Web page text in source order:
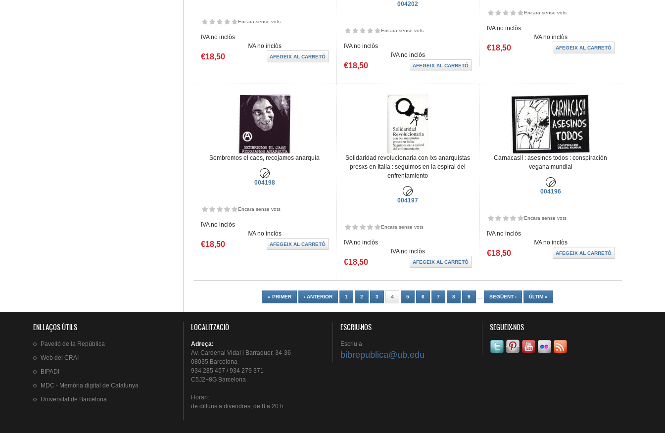
Encara sense vots
IVA no inclòs
IVA no inclòs
€18,50
004202
Encara sense vots
IVA no inclòs
IVA no inclòs
€18,50
Encara sense vots
IVA no inclòs
IVA no inclòs
€18,50
Sembremos el caos, recojamos anarquia
004198
Encara sense vots
IVA no inclòs
IVA no inclòs
€18,50
Solidaridad revolucionaria con lxs anarquistas
presxs en Italia : seguimos en la espiral del
enfrentamiento
004197
Encara sense vots
IVA no inclòs
IVA no inclòs
€18,50
Carnacas!! : asesinos todos : conspiración
vegana mundial
004196
Encara sense vots
IVA no inclòs
IVA no inclòs
€18,50
« PRIMER ‹ ANTERIOR 1 2 3 4 5 6 7 8 9 SEGÜENT › ÚLTIM »
ENLLAÇOS ÚTILS
Pavelló de la República
Web delCRAI
BIPADI
MDC - Memòria digital de Catalunya
Universitat de Barcelona
LOCALITZACIÓ
Adreça:
Av. Cardenal Vidal i Barraquer, 34-36
08035 Barcelona
934 285 457 / 934 279 371
C5J2+8G Barcelona
Horari:
de dillunsa divendres, de 8 a 20 h
ESCRIU-NOS
Escriu a
bibrepublica@ub.edu
SEGUEIX-NOS